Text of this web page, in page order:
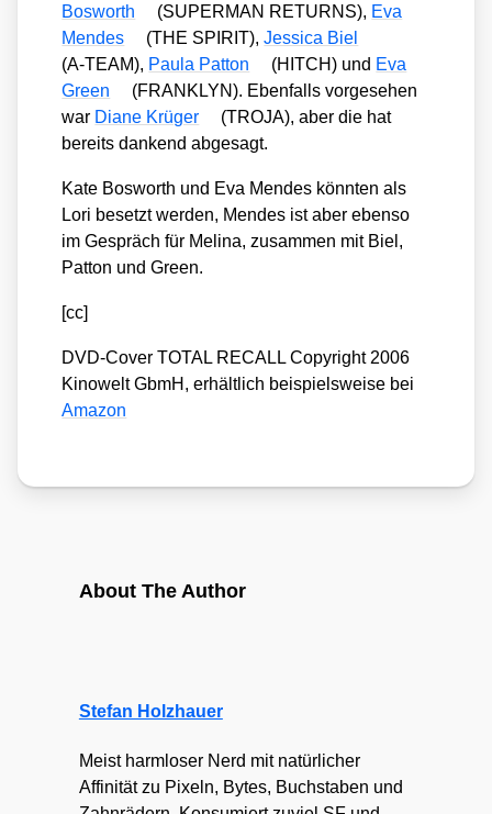
Bos­worth
(SUPERMAN RETURNS), Eva
Men­des
(THE SPIRIT),Jes­si­ca Biel
(A‑TEAM), Pau­la Pat­ton (HITCH) und Eva
Green
(FRANKLYN). Eben­falls vor­ge­se­hen
war Dia­ne Krü­ger
(TROJA), aber die hat
bereits dan­kend abge­sagt.
Kate Bos­worth und Eva Men­des könn­ten als
Lori besetzt wer­den, Men­des ist aber eben­so
im Gespräch für Melina, zusam­men mit Biel,
Pat­ton und Green.
[cc]
DVD-Cover TOTAL RECALL Copy­right 2006
Kino­welt GbmH, erhält­lich bei­spiels­wei­se bei
Ama­zon
About The Author
Stefan Holzhauer
Meist harmloser Nerd mit natürlicher
Affinität zu Pixeln, Bytes, Buchstaben und